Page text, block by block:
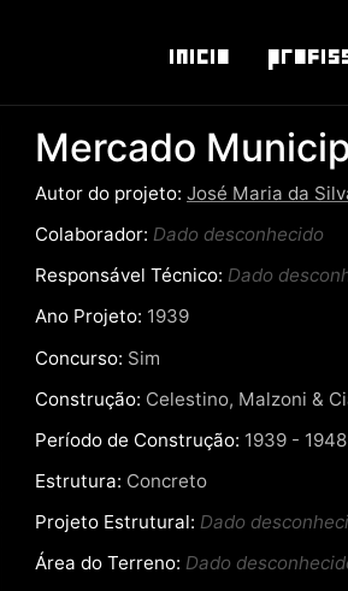
Inicio
Mercado
Autor do projeto: José Maria da
Colaborador: Dado desconhecido
Responsável Técnico: Dado
Ano Projeto: 1939
Concurso: Sim
Construção: Celestino, Malzoni &
Período de Construção: 1939 - 1948
Estrutura: Concreto
Projeto Estrutural: Dado
Área do Terreno: Dado